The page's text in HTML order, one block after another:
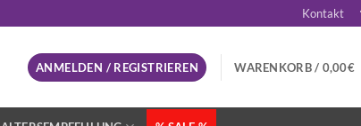
Kontakt
ANMELDEN / REGISTRIEREN WARENKORB / 0,00€